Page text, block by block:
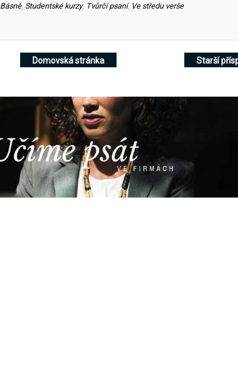
Básně, Studentské kurzy, Tvůrčí psaní, Ve středu verše
Starší
Domovská stránka